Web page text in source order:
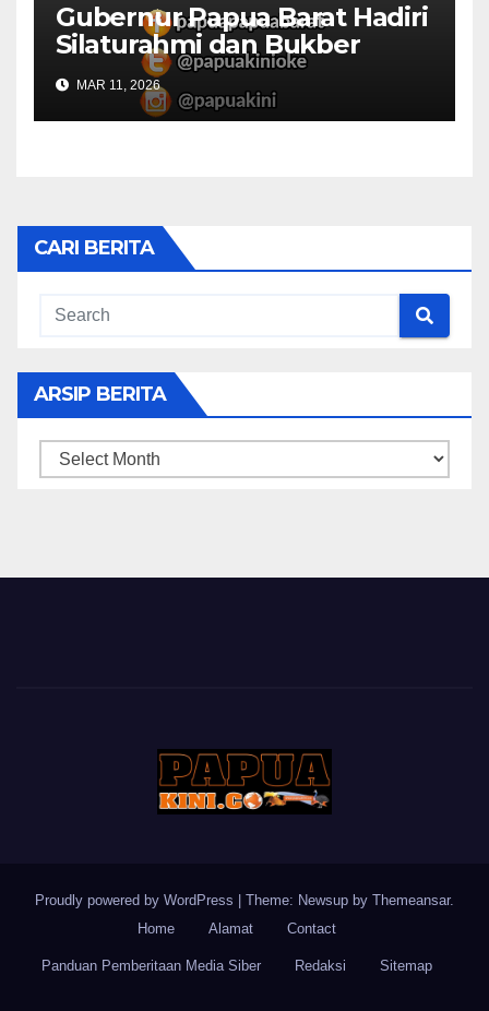
Gubernur Papua Barat Hadiri
Silaturahmi dan Bukber
Bersama DPR RI dan
Mendagri di IPDN
MAR 11, 2026
CARI BERITA
ARSIP BERITA
ARSIP
Proudly powered by WordPress Theme: Newsup by Themeansar.
Home
Alamat Contact
Panduan Pemberitaan Media Siber Redaksi Sitemap